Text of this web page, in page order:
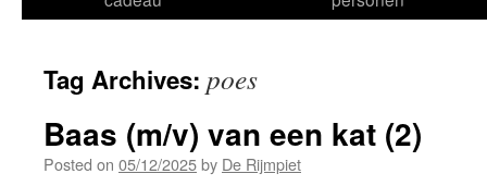
Tag Archives: poes
Baas (m/v) van een kat (2)
Posted on 05/12/2025by De Rijmpiet